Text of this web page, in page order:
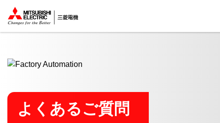
ここから本文
よくあるご質問